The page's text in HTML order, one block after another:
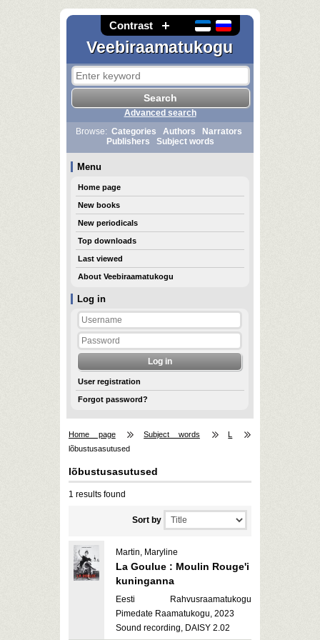
Contrast
Veebiraamatukogu
Log in
User registration
Forgot password?
Advanced search
Browse: Categories Authors
Narrators
Publishers
Subject words
Menu
Home page
New books
New periodicals
Top downloads
Last viewed
About Veebiraamatukogu
Home page Subject words
L
lõbustusasutused
lõbustusasutused
1 results found
Sort by
Martin, Maryline
La Goulue : Moulin Rouge'i
kuninganna
Eesti Rahvusraamatukogu
Pimedate Raamatukogu, 2023
Sound recording, DAISY 2.02